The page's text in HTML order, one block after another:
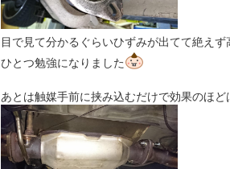
目で見て分かるぐらいひずみが出てて絶え
ひとつ勉強になりました
あとは触媒手前に挟み込むだけで効果のほど